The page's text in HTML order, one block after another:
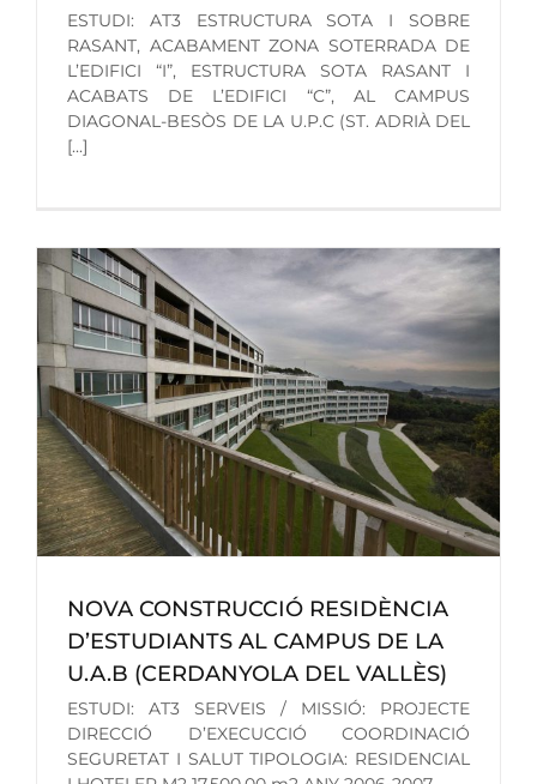
ESTUDI: AT3 ESTRUCTURA SOTA I SOBRE
RASANT, ACABAMENT ZONA SOTERRADA DE
L’EDIFICI “I”, ESTRUCTURA SOTA RASANT I
ACABATS DE L’EDIFICI “C”, AL CAMPUS
DIAGONAL-BESÒS DE LA U.P.C (ST. ADRIÀ DEL
[...]
NOVA CONSTRUCCIÓ RESIDÈNCIA
D’ESTUDIANTS AL CAMPUS DE LA
U.A.B (CERDANYOLA DEL VALLÈS)
ESTUDI: AT3 SERVEIS / MISSIÓ: PROJECTE
DIRECCIÓ D’EXECUCCIÓ COORDINACIÓ
SEGURETAT I SALUT TIPOLOGIA: RESIDENCIAL